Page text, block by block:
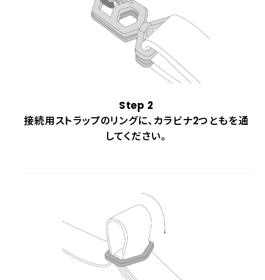
Step 2
接続用ストラップのリングに、カラビナ2つともを通
してください。